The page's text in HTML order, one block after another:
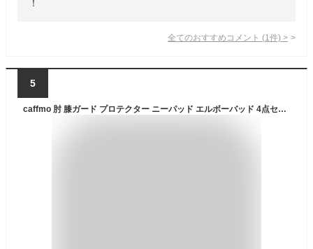
！
全てのおすすめコメント (1 件) >
5
caffmo 肘 膝ガード プロテクター ニーパッド エルボーバッド 4点セット 膝パッドと肘パッド 自転車 スキー スケートボード用パッド 大人用保護